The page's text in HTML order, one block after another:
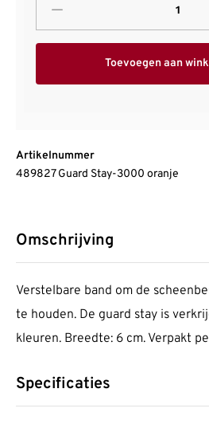
Toevoegen aan
Artikelnummer
489827 Guard Stay-3000 oranje
Omschrijving
Verstelbare band om de
te houden. De guard stay is
kleuren. Breedte: 6 cm. Verpakt
Specificaties